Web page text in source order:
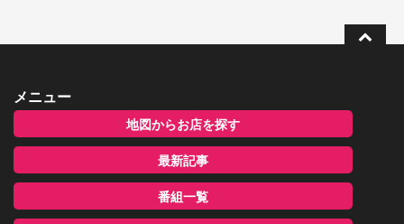
メニュー
地図からお店を探す
最新記事
番組一覧